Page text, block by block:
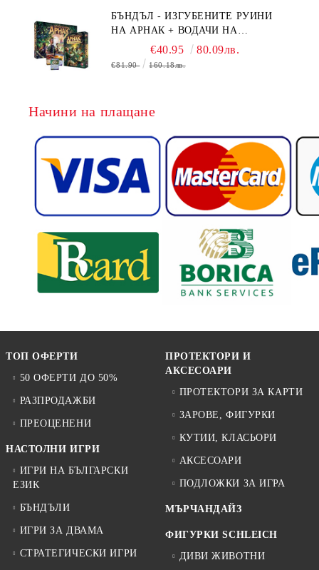
БЪНДЪЛ - ИЗГУБЕНИТЕ РУИНИ
НА АРНАК + ВОДАЧИ НА
ЕКСПЕДИЦИИ + ПРОМО КАРТИ
БЕЗПЛАТНО
€40.95 80.09лв.
€81.90 160.18лв.
Начини на плащане
ТОП ОФЕРТИ
50 ОФЕРТИ ДО 50%
РАЗПРОДАЖБИ
ПРЕОЦЕНЕНИ
НАСТОЛНИ ИГРИ
ИГРИ НА БЪЛГАРСКИ
ЕЗИК
БЪНДЪЛИ
ИГРИ ЗА ДВАМА
СТРАТЕГИЧЕСКИ ИГРИ
ПРОТЕКТОРИ И
АКСЕСОАРИ
ПРОТЕКТОРИ ЗА КАРТИ
ЗАРОВЕ, ФИГУРКИ
КУТИИ, КЛАСЬОРИ
АКСЕСОАРИ
ПОДЛОЖКИ ЗА ИГРА
МЪРЧАНДАЙЗ
ФИГУРКИ SCHLEICH
ДИВИ ЖИВОТНИ